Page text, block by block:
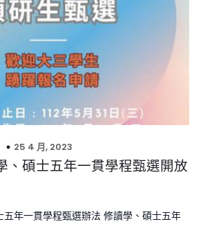
25 4 月, 2023
、碩士五年一貫學程甄選開放
年一貫學程甄選辦法 修讀學、碩士五年